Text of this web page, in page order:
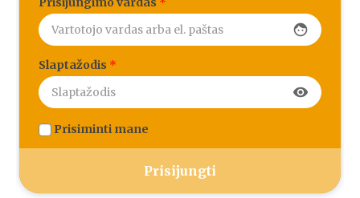
face
Slaptažodis *
visibility
Prisiminti mane